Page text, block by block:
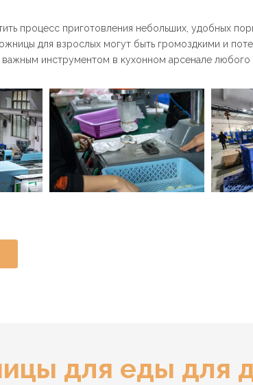
процесс приготовления небольших, удобных
для взрослых могут быть громоздкими и
инструментом в кухонном арсенале любого
для еды для